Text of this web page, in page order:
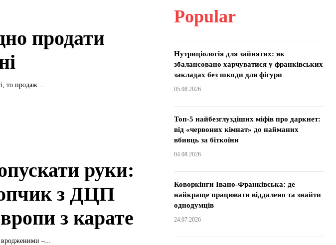
продати
то продаж...
руки:
з ДЦП
з карате
–...
Popular
Нутриціологія для зайнятих: як
збалансовано харчуватися у франківських
закладах без шкоди для фігури
05.08.2026
Топ-5 найбезглуздіших міфів про даркнет:
від «червоних кімнат» до найманих
вбивць за біткоїни
04.08.2026
Коворкінги Івано-Франківська: де
найкраще працювати віддалено та знайти
однодумців
24.07.2026